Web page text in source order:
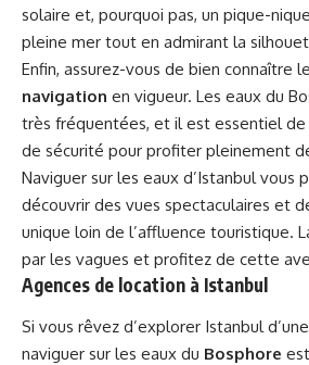
solaire et, pourquoi pas, un pique-
pleine mer tout en admirant la
Enfin, assurez-vous de bien connaître
navigation en vigueur. Les eaux du
très fréquentées, et il est essentiel
de sécurité pour profiter pleinement
Naviguer sur les eaux d’Istanbul vous
découvrir des vues spectaculaires et
unique loin de l’affluence touristique.
par les vagues et profitez de cette
Agences de location à Istanbul
Si vous rêvez d’explorer Istanbul
naviguer sur les eaux du Bosphore